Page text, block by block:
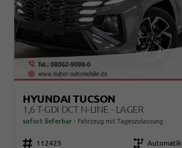
HYUNDAI TUCSON
1,6 T-GDI DCT N-LINE - LAGER
sofort lieferbar Fahrzeug mit Tageszulassung
Fahrzeugnr. 112425 Getriebe Automatik